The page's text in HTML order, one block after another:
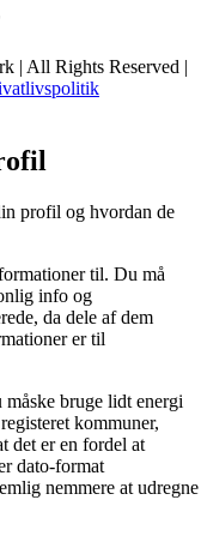
| All Rights Reserved |
profil og hvordan de
til. Du må
info og
da dele af dem
er til
bruge lidt energi
kommuner,
det er en fordel at
dato-format
nemmere at udregne